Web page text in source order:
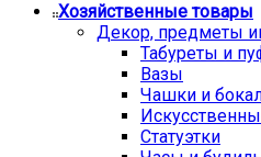
Хозяйственные товары
Декор, предметы
Табуреты и
Вазы
Чашки и
Статуэтки